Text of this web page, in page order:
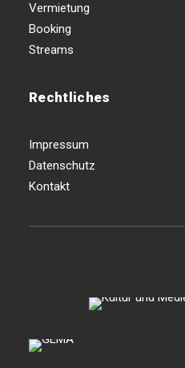
Vermietung
Booking
Streams
Rechtliches
Impressum
Datenschutz
Kontakt